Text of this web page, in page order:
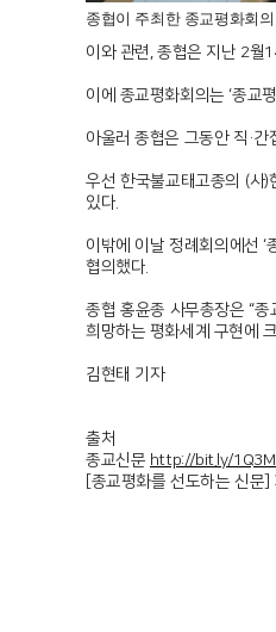
종협이 주최한 종교평화회
이와 관련, 종협은 지난 2월
이에 종교평화회의는 ‘종교
아울러 종협은 그동안 직·
우선 한국불교태고종의 (사
있다.
이밖에 이날 정례회의에선 ‘
협의했다.
종협 홍윤종 사무총장은 “
희망하는 평화세계 구현에
김현태 기자
출처
종교신문 http://bit.ly/
[종교평화를 선도하는 신문]